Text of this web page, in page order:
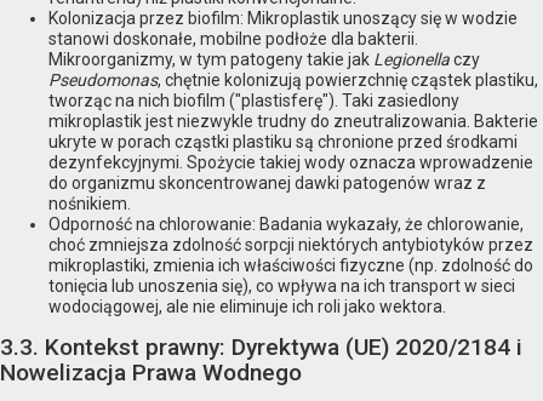
Kolonizacja przez biofilm: Mikroplastik unoszący się w wodzie
stanowi doskonałe, mobilne podłoże dla bakterii.
Mikroorganizmy, w tym patogeny takie jak Legionellaczy
Pseudomonas, chętnie kolonizują powierzchnię cząstek plastiku,
tworząc na nich biofilm ("plastisferę"). Taki zasiedlony
mikroplastik jest niezwykle trudny do zneutralizowania. Bakterie
ukryte w porach cząstki plastiku są chronione przed środkami
dezynfekcyjnymi. Spożycie takiej wody oznacza wprowadzenie
do organizmu skoncentrowanej dawki patogenów wraz z
nośnikiem.
Odporność na chlorowanie: Badania wykazały, że chlorowanie,
choć zmniejsza zdolność sorpcji niektórych antybiotyków przez
mikroplastiki, zmienia ich właściwości fizyczne (np. zdolność do
tonięcia lub unoszenia się), co wpływa na ich transport w sieci
wodociągowej, ale nie eliminuje ich roli jako wektora.
3.3. Kontekst prawny: Dyrektywa (UE) 2020/2184 i
Nowelizacja Prawa Wodnego